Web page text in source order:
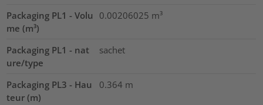
Packaging PL1 - Volu
me (m³)
0.00206025 m³
Packaging PL1 - nat
ure/type
sachet
Packaging PL3 - Hau
teur (m)
0.364 m